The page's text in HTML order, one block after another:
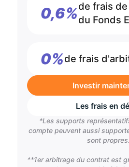
0,6%de frais
du Fonds
0%de frais
Investir
Les frais en
*Les supports
compte peuvent aussi
sont propres.
**1er arbitrage du contrat est